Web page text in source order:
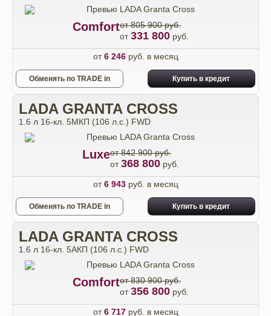
Comfortот 805 900 руб.
от331 800 руб.
от6 246руб. в месяц
Обменять по TRADE in Купить в кредит
LADA GRANTA CROSS
1.6 л 16-кл. 5МКП (106 л.с.) FWD
Luxeот 842 900 руб.
от368 800 руб.
от6 943руб. в месяц
Обменять по TRADE in Купить в кредит
LADA GRANTA CROSS
1.6 л 16-кл. 5АКП (106 л.с.) FWD
Comfortот 830 900 руб.
от356 800 руб.
от6 717руб. в месяц